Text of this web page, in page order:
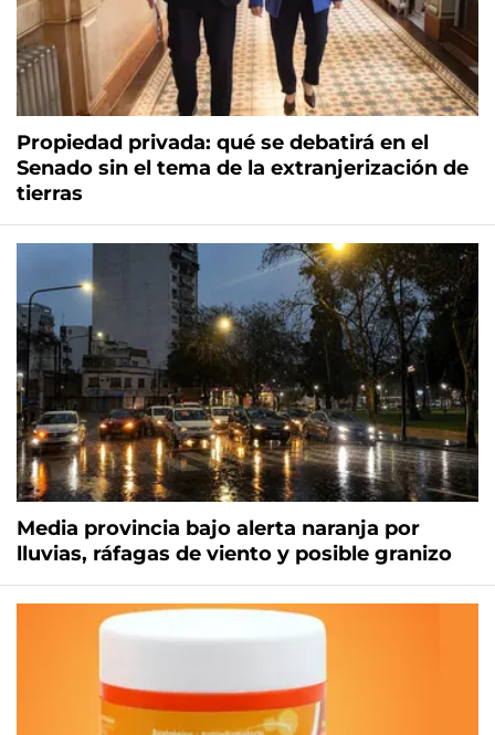
Propiedad privada: qué se debatirá en el
Senado sin el tema de la extranjerización de
tierras
Media provincia bajo alerta naranja por
lluvias, ráfagas de viento y posible granizo